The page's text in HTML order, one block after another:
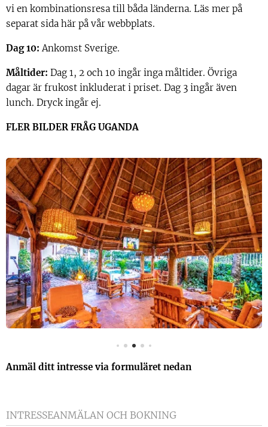
vi en kombinationsresa till båda länderna. Läs mer på
separat sida här på vår webbplats.
Dag 10: Ankomst Sverige.
Måltider: Dag 1, 2 och 10 ingår inga måltider. Övriga
dagar är frukost inkluderat i priset. Dag 3 ingår även
lunch. Dryck ingår ej.
FLER BILDER FRÅG UGANDA
Anmäl ditt intresse via formuläret nedan
INTRESSEANMÄLAN OCH BOKNING